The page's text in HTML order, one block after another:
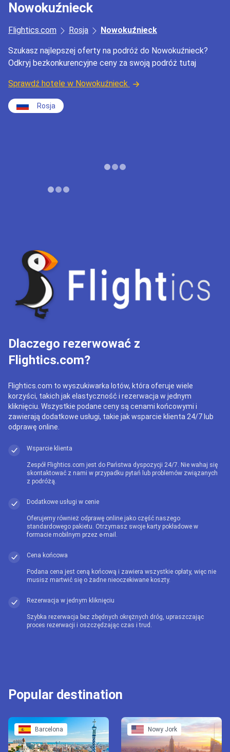
Nowokuźnieck
Flightics.com Rosja Nowokuźnieck
Szukasz najlepszej oferty na podróż do Nowokuźnieck?
Odkryj bezkonkurencyjne ceny za swoją podróż tutaj
Sprawdź hotele w Nowokuźnieck
Rosja
Dlaczego rezerwować z
Flightics.com?
Flightics.com to wyszukiwarka lotów, która oferuje wiele
korzyści, takich jak elastyczność i rezerwacja w jednym
kliknięciu. Wszystkie podane ceny są cenami końcowymi i
zawierają dodatkowe usługi, takie jak wsparcie klienta 24/7 lub
odprawę online.
Wsparcie klienta
Zespół Flightics.com jest do Państwa dyspozycji 24/7. Nie wahaj się
skontaktować z nami w przypadku pytań lub problemów związanych
z podróżą.
Dodatkowe usługi w cenie
Oferujemy również odprawę online jako część naszego
standardowego pakietu. Otrzymasz swoje karty pokładowe w
formacie mobilnym przez e-mail.
Cena końcowa
Podana cena jest ceną końcową i zawiera wszystkie opłaty, więc nie
musisz martwić się o żadne nieoczekiwane koszty.
Rezerwacja w jednym kliknięciu
Szybka rezerwacja bez zbędnych okrężnych dróg, upraszczając
proces rezerwacji i oszczędzając czas i trud.
Popular destination
Barcelona Nowy Jork